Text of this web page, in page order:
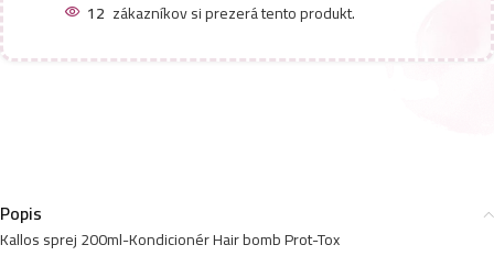
12 zákazníkov si prezerá tento produkt.
Popis
Kallos sprej 200ml-Kondicionér Hair bomb Prot-Tox